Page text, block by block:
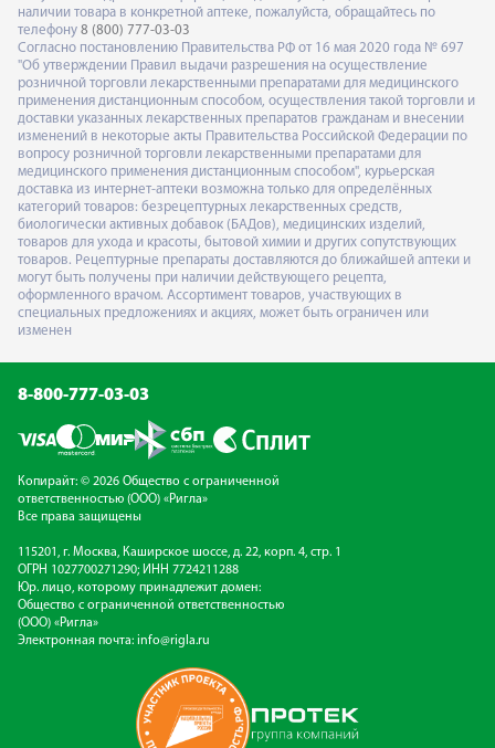
наличии товара в конкретной аптеке, пожалуйста, обращайтесь по
телефону 8 (800) 777-03-03
Согласно постановлению Правительства РФ от 16 мая 2020 года № 697
"Об утверждении Правил выдачи разрешения на осуществление
розничной торговли лекарственными препаратами для медицинского
применения дистанционным способом, осуществления такой торговли и
доставки указанных лекарственных препаратов гражданам и внесении
изменений в некоторые акты Правительства Российской Федерации по
вопросу розничной торговли лекарственными препаратами для
медицинского применения дистанционным способом", курьерская
доставка из интернет-аптеки возможна только для определённых
категорий товаров: безрецептурных лекарственных средств,
биологически активных добавок (БАДов), медицинских изделий,
товаров для ухода и красоты, бытовой химии и других сопутствующих
товаров. Рецептурные препараты доставляются до ближайшей аптеки и
могут быть получены при наличии действующего рецепта,
оформленного врачом. Ассортимент товаров, участвующих в
специальных предложениях и акциях, может быть ограничен или
изменен
8-800-777-03-03
Копирайт: © 2026 Общество с ограниченной
ответственностью (ООО) «Ригла»
Все права защищены
115201, г. Москва, Каширское шоссе, д. 22, корп. 4, стр. 1
ОГРН 1027700271290; ИНН 7724211288
Юр. лицо, которому принадлежит домен:
Общество с ограниченной ответственностью
(ООО) «Ригла»
Электронная почта: info@rigla.ru